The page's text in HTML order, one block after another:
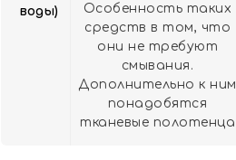
воды)
Особенность таких
средств в том, что
они не требуют
смывания.
Дополнительно к ним
понадобятся
тканевые полотенца